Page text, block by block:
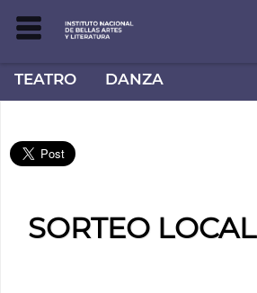
TEATRO DANZA
SORTEO LOCAL